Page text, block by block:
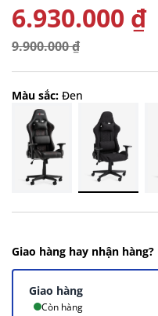
6.930.000 ₫
9.900.000 ₫
Màu sắc: Đen
Giao hàng hay nhận hàng?
Giao hàng
Còn hàng